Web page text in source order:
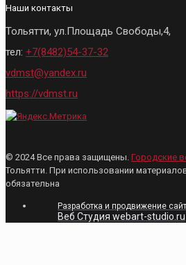
Наши контакты
Тольятти, ул.Площадь Свободы,4,
тел: +7(8482)54-37-32
vdmst@yandex.ru
https://vdmst.ru
© 2024 Все права защищены. Городские
Тольятти. При использовании
обязательна
Разработка и продвижение
Веб Студия webart-studio.ru